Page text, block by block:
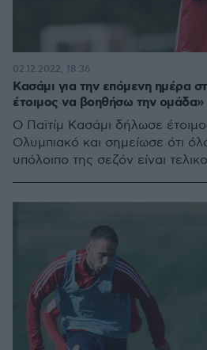
Κασάμι για την επόμενη ημέρα
έτοιμος να βοηθήσω την ομάδα»
Ο Παϊτίμ Κασάμι δήλωσε
Ολυμπιακό και σημείωσε ότι
υπόλοιπο της σεζόν είναι
02.12.2022, 18:36